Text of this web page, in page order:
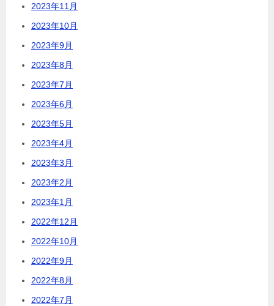
2023年11月
2023年10月
2023年9月
2023年8月
2023年7月
2023年6月
2023年5月
2023年4月
2023年3月
2023年2月
2023年1月
2022年12月
2022年10月
2022年9月
2022年8月
2022年7月